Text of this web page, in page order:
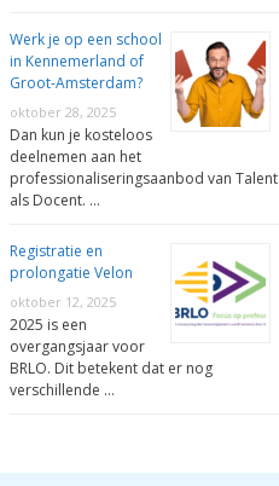
Werk je op een school
in Kennemerland of
Groot-Amsterdam?
oktober 28, 2025
Dan kun je kosteloos
deelnemen aan het
professionaliseringsaanbod van Talent
als Docent. …
Registratie en
prolongatie Velon
oktober 12, 2025
2025 is een
overgangsjaar voor
BRLO. Dit betekent dat er nog
verschillende …